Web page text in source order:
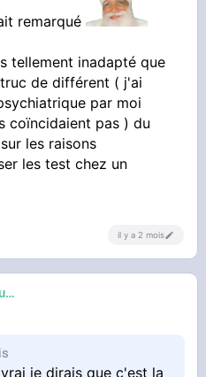
remarqué
tellement inadapté que
de différent ( j'ai
par moi
coïncidaient pas ) du
les raisons
les test chez un
il y a 2 mois
Miaouss oui la guéguérre
je dirais que c'est la